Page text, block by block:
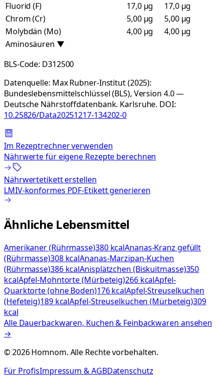
Fluorid (F)
17,0 µg
17,0 µg
Chrom (Cr)
5,00 µg
5,00 µg
Molybdän (Mo)
4,00 µg
4,00 µg
Aminosäuren ▼
BLS-Code: D312500
Datenquelle: Max Rubner-Institut (2025):
Bundeslebensmittelschlüssel (BLS), Version 4.0 —
Deutsche Nährstoffdatenbank. Karlsruhe. DOI:
10.25826/Data20251217-134202-0
Im Rezeptrechner verwenden
Nährwerte für eigene Rezepte berechnen
Nährwertetikett erstellen
LMIV-konformes PDF-Etikett generieren
Ähnliche Lebensmittel
Amerikaner (Rührmasse)380 kcalAnanas-Kranz gefüllt
(Rührmasse)308 kcalAnanas-Marzipan-Kuchen
(Rührmasse)386 kcalAnisplätzchen (Biskuitmasse)350
kcalApfel-Mohntorte (Mürbeteig)266 kcalApfel-
Quarktorte (ohne Boden)176 kcalApfel-Streuselkuchen
(Hefeteig)189 kcalApfel-Streuselkuchen (Mürbeteig)309
kcal
Alle Dauerbackwaren, Kuchen & Feinbackwaren ansehen
→
©2026Homnom. Alle Rechte vorbehalten.
Für ProfisImpressum & AGBDatenschutz